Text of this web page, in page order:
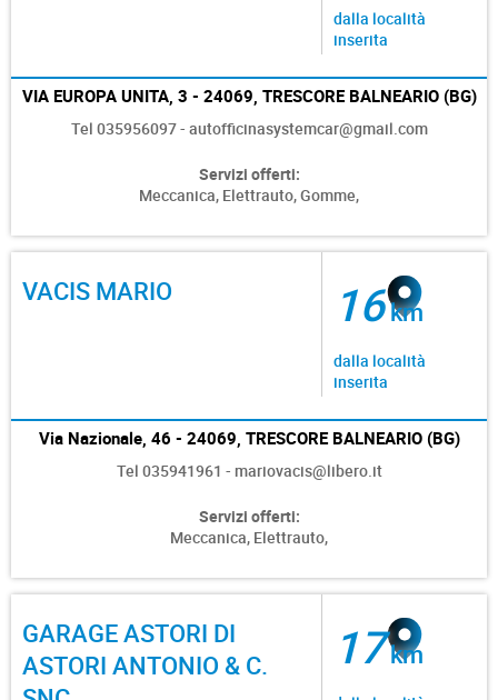
dalla località
inserita
VIA EUROPA UNITA, 3 - 24069, TRESCORE BALNEARIO (BG)
Tel 035956097 - autofficinasystemcar@gmail.com
Servizi offerti:
Meccanica, Elettrauto,Gomme,
VACIS MARIO 16km
dalla località
inserita
Via Nazionale, 46 - 24069, TRESCORE BALNEARIO (BG)
Tel 035941961 - mariovacis@libero.it
Servizi offerti:
Meccanica, Elettrauto,
GARAGE ASTORI DI
ASTORI ANTONIO & C.
17km